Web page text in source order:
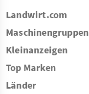
Landwirt.com
Maschinengruppen
Kleinanzeigen
Top Marken
Länder